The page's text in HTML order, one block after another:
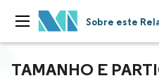
Sobre este
TAMANHO E